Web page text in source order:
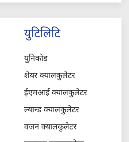
युटिलिटि
युनिकोड
शेयर क्यालकुलेटर
ईएमआई क्यालकुलेटर
ल्यान्ड क्यालकुलेटर
वजन क्यालकुलेटर